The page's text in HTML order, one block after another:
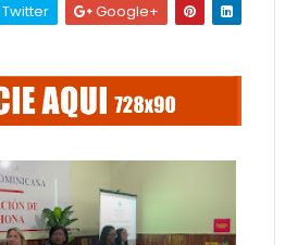
Twitter Google+